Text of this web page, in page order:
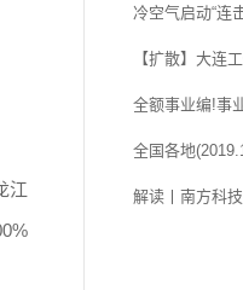
江
冷空气启动“连
【扩散】大连
全额事业编!事
全国各地
解读丨南方科